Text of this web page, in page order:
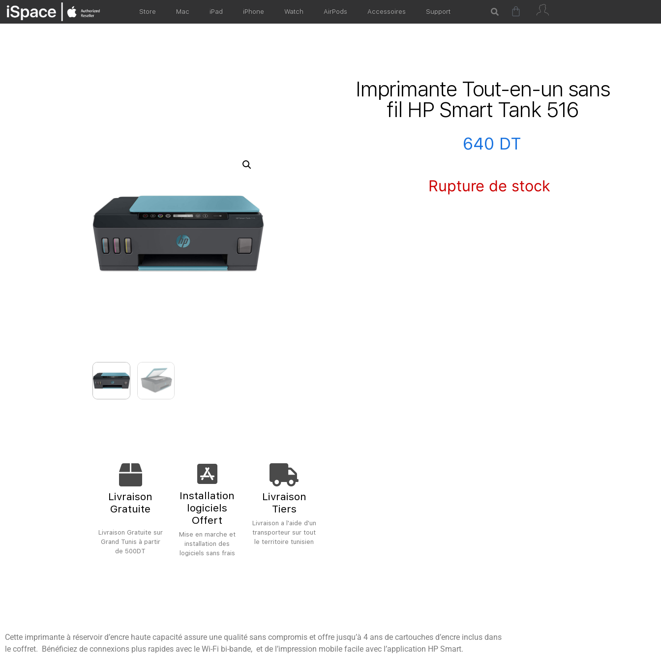
Store Mac iPad iPhone Watch AirPods Accessoires Support
Imprimante Tout-en-un sans
fil HP Smart Tank 516
640 DT
Rupture de stock
Livraison
Gratuite
Livraison Gratuite sur
Grand Tunis à partir
de 500DT
Installation
logiciels
Offert
Mise en marche et
installation des
logiciels sans frais
Livraison
Tiers
Livraison a l'aide d'un
transporteur sur tout
le territoire tunisien
Cette imprimante à réservoir d’encre haute capacité assure une qualité sans compromis et offre jusqu’à 4 ans de cartouches d’encre inclus dans
le coffret. Bénéficiez de connexions plus rapides avec le Wi-Fi bi-bande, et de l’impression mobile facile avec l’application HP Smart.